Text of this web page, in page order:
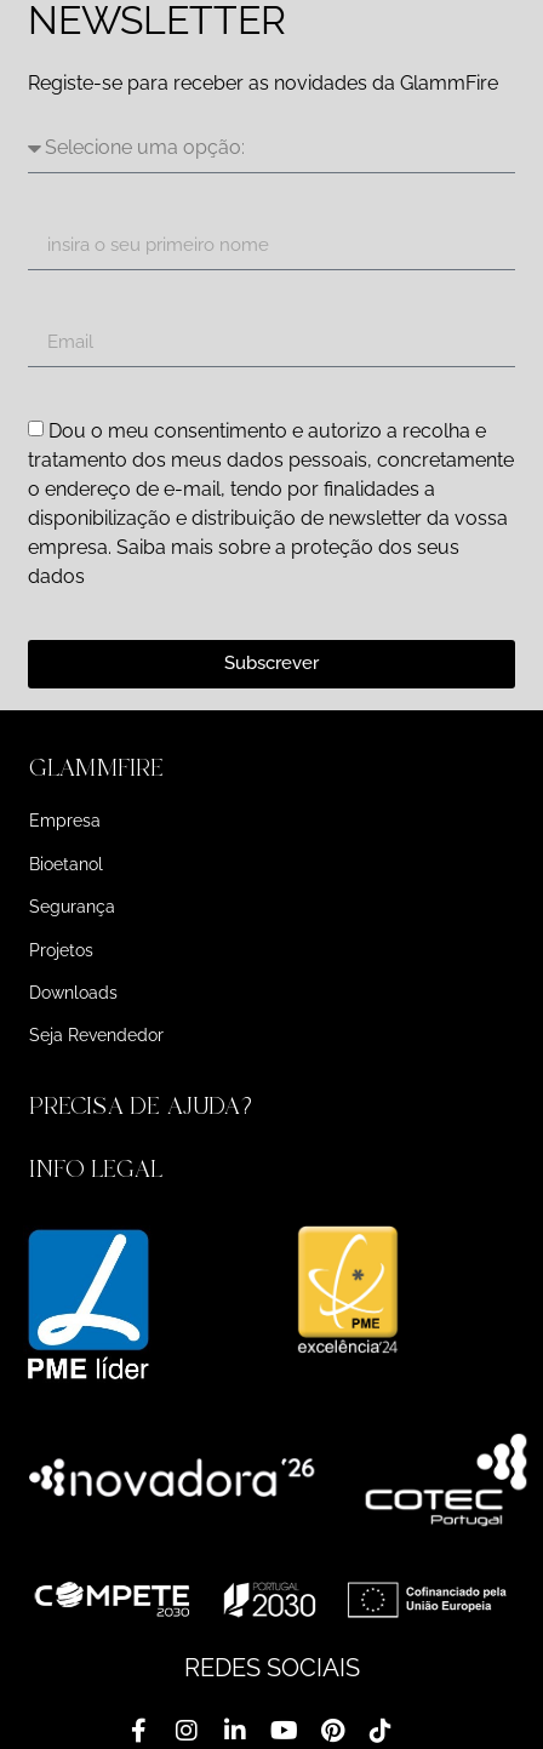
NEWSLETTER
Registe-se para receber as novidades da GlammFire
Dou o meu consentimento e autorizo a recolha e
tratamento dos meus dados pessoais, concretamente
o endereço de e-mail, tendo por finalidades a
disponibilização e distribuição de newsletter da vossa
empresa. Saiba mais sobre a proteção dos seus
dados
Subscrever
GLAMMFIRE
Empresa
Bioetanol
Segurança
Projetos
Downloads
Seja Revendedor
PRECISA DE AJUDA?
INFO LEGAL
REDES SOCIAIS